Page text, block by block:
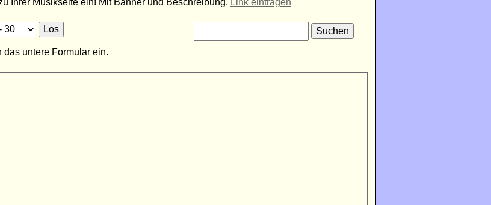
Ihrer Musikseite ein! Mit Banner und Beschreibung. Link eintragen
das untere Formular ein.